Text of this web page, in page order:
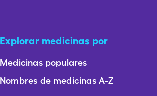
Explorar medicinas por
Medicinas populares
Nombres de medicinas A-Z